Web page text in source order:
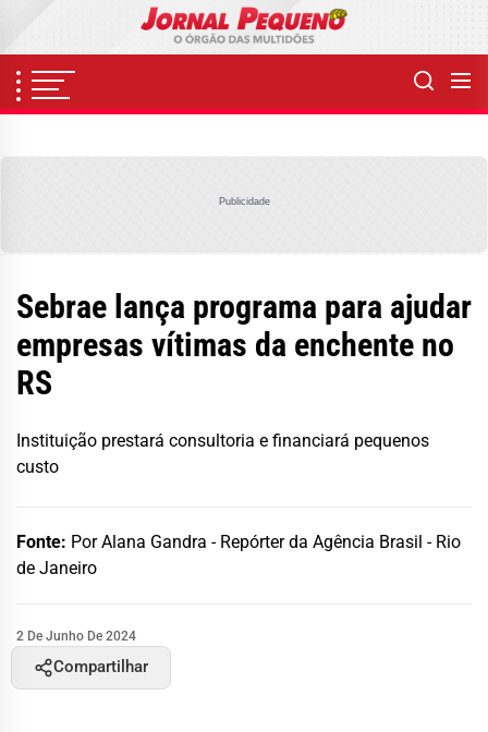
content
Publicidade
Sebrae lança programa para ajudar
empresas vítimas da enchente no
RS
Instituição prestará consultoria e financiará pequenos
custo
Fonte: Por Alana Gandra - Repórter da Agência Brasil - Rio
de Janeiro
2 De Junho De 2024
Compartilhar